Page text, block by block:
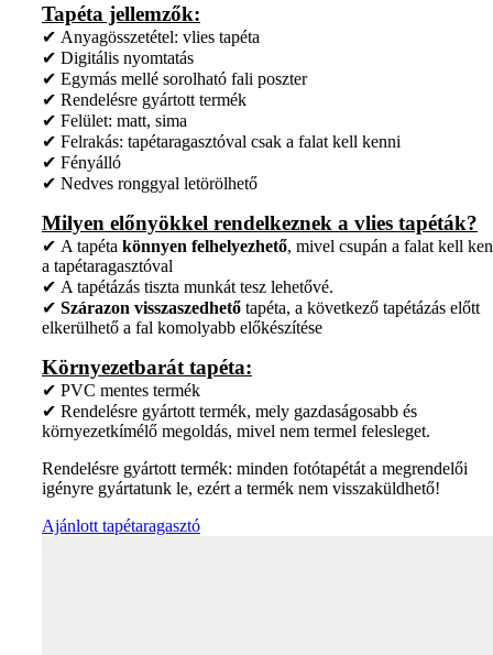
Tapéta jellemzők:
✔ Anyagösszetétel: vlies tapéta
✔ Digitális nyomtatás
✔ Egymás mellé sorolható fali poszter
✔ Rendelésre gyártott termék
✔ Felület: matt, sima
✔ Felrakás: tapétaragasztóval csak a falat kell kenni
✔ Fényálló
✔ Nedves ronggyal letörölhető
Milyen előnyökkel rendelkeznek a vlies tapéták?
✔ A tapéta könnyen felhelyezhető, mivel csupán a falat kell
a tapétaragasztóval
✔ A tapétázás tiszta munkát tesz lehetővé.
✔ Szárazon visszaszedhető tapéta, a következő tapétázás előtt
elkerülhető a fal komolyabb előkészítése
Környezetbarát tapéta:
✔ PVC mentes termék
✔ Rendelésre gyártott termék, mely gazdaságosabb és
környezetkímélő megoldás, mivel nem termel felesleget.
Rendelésre gyártott termék: minden fotótapétát a megrendelői
igényre gyártatunk le, ezért a termék nem visszaküldhető!
Ajánlott tapétaragasztó